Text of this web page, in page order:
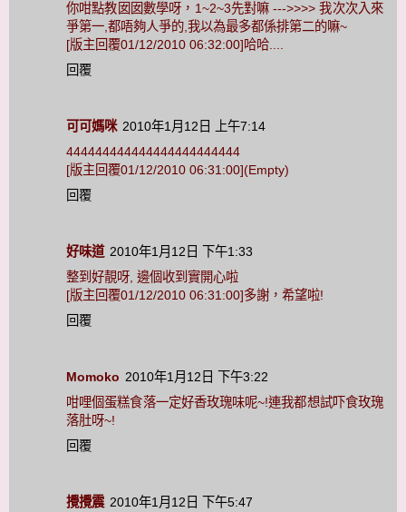
你咁點教囡囡數學呀，1~2~3先對嘛 --->>>> 我次次入來
爭第一,都唔夠人爭的,我以為最多都係排第二的嘛~
[版主回覆01/12/2010 06:32:00]哈哈....
回覆
可可媽咪 2010年1月12日 上午7:14
444444444444444444444444
[版主回覆01/12/2010 06:31:00](Empty)
回覆
好味道 2010年1月12日 下午1:33
整到好靚呀, 邊個收到實開心啦
[版主回覆01/12/2010 06:31:00]多謝，希望啦!
回覆
Momoko 2010年1月12日 下午3:22
咁哩個蛋糕食落一定好香玫瑰味呢~!連我都想試吓食玫瑰
落肚呀~!
回覆
攪攪震 2010年1月12日 下午5:47